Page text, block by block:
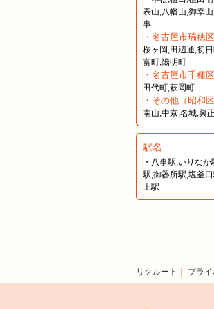
表山,八幡山,御幸
事
・名古屋市瑞穂区
桜ヶ岡,田辺通,初
富町,陽明町
・名古屋市千種区
田代町,萩岡町
・その他（昭和区
南山,中京,名城,興
駅名
・八事駅,いりな
駅,御器所駅,塩釜
上駅
リクルート ｜ プラ